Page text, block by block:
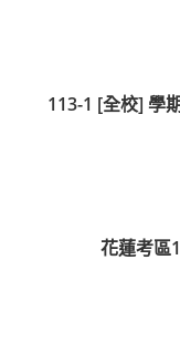
113-1 [全校] 學
花蓮考區